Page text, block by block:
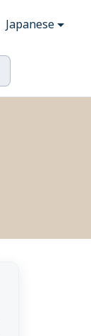
Japanese